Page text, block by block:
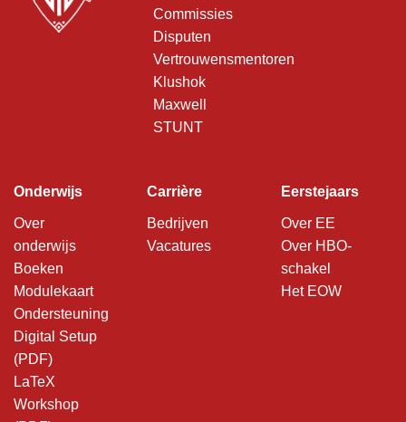
Commissies
Disputen
Vertrouwensmentoren
Klushok
Maxwell
STUNT
Onderwijs
Over
onderwijs
Boeken
Modulekaart
Ondersteuning
Digital Setup
(PDF)
LaTeX
Workshop
Carrière
Bedrijven
Vacatures
Eerstejaars
Over EE
Over HBO-
schakel
Het EOW